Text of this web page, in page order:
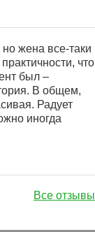
жена все-таки
что
был –
В общем,
Радует
иногда
Все отзывы